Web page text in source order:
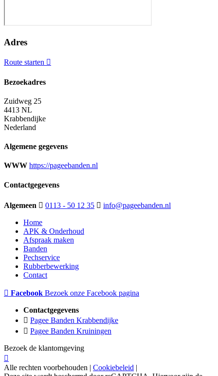
Adres
Route starten
Bezoekadres
Zuidweg 25
4413 NL
Krabbendijke
Nederland
Algemene gegevens
WWW https://pageebanden.nl
Contactgegevens
Algemeen 0113 - 50 12 35 info@pageebanden.nl
Home
APK & Onderhoud
Afspraak maken
Banden
Pechservice
Rubberbewerking
Contact
Facebook Bezoek onze Facebook pagina
Contactgegevens
Pagee Banden Krabbendijke
Pagee Banden Kruiningen
Bezoek de klantomgeving
Alle rechten voorbehouden | Cookiebeleid |